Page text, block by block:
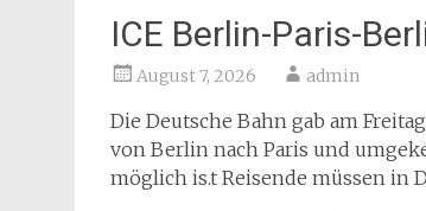
ICE Berlin-Paris-
August 7, 2026 admin
Die Deutsche Bahn gab am
von Berlin nach Paris und
möglich is.t Reisende müssen in